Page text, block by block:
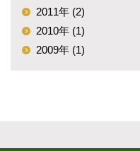
2011年 (2)
2010年 (1)
2009年 (1)